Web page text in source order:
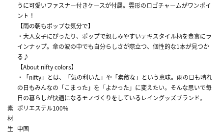
うに可愛いファスナー付きケースが付属。雲形のロゴチャームがワンポイ
ント！
【雨の朝もポップな気分で】
・大人女子にぴったり、ポップで親しみやすいテキスタイル柄を豊富にラ
インナップ。傘の波の中でも自分らしさが際立つ、個性的な1本が見つか
る♪
【About nifty colors】
・「nifty」とは、「気の利いた」や「素敵な」という意味。雨の日も晴れ
の日もみんなの「こまった」を「よかった」に変えたい。そんな思いで毎
日の暮らしが快適になるモノづくりをしているレイングッズブランド。
素
材
ポリエステル100%
生 中国